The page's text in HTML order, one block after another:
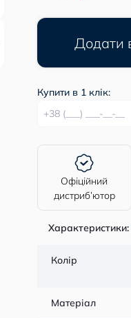
Додати
Купити в 1 клік:
Офіційний
дистриб’ютор
Характеристики:
Колір
Матеріал